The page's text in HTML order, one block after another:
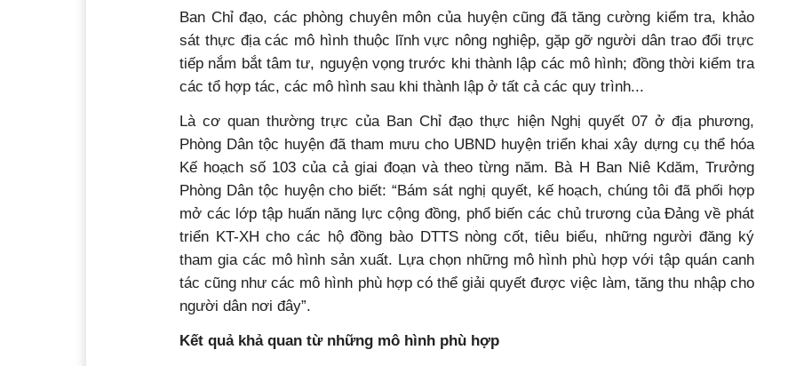
Ban Chỉ đạo, các phòng chuyên môn của huyện cũng đã tăng cường kiểm tra, khảo
sát thực địa các mô hình thuộc lĩnh vực nông nghiệp, gặp gỡ người dân trao đổi trực
tiếp nắm bắt tâm tư, nguyện vọng trước khi thành lập các mô hình; đồng thời kiểm tra
các tổ hợp tác, các mô hình sau khi thành lập ở tất cả các quy trình...
Là cơ quan thường trực của Ban Chỉ đạo thực hiện Nghị quyết 07 ở địa phương,
Phòng Dân tộc huyện đã tham mưu cho UBND huyện triển khai xây dựng cụ thể hóa
Kế hoạch số 103 của cả giai đoạn và theo từng năm. Bà H Ban Niê Kdăm, Trưởng
Phòng Dân tộc huyện cho biết: “Bám sát nghị quyết, kế hoạch, chúng tôi đã phối hợp
mở các lớp tập huấn năng lực cộng đồng, phổ biến các chủ trương của Đảng về phát
triển KT-XH cho các hộ đồng bào DTTS nòng cốt, tiêu biểu, những người đăng ký
tham gia các mô hình sản xuất. Lựa chọn những mô hình phù hợp với tập quán canh
tác cũng như các mô hình phù hợp có thể giải quyết được việc làm, tăng thu nhập cho
người dân nơi đây”.
Kết quả khả quan từ những mô hình phù hợp